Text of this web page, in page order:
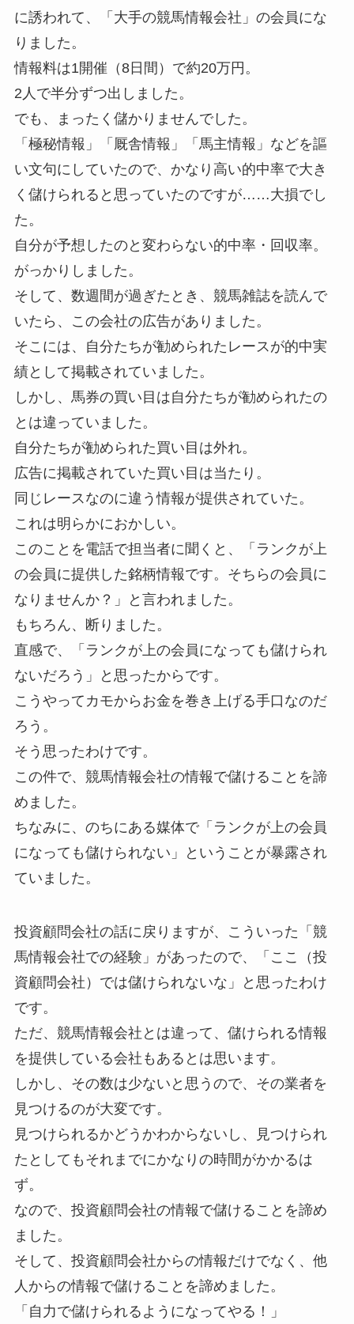
に誘われて、「大手の競馬情報会社」の会員にな
りました。
情報料は1開催（8日間）で約20万円。
2人で半分ずつ出しました。
でも、まったく儲かりませんでした。
「極秘情報」「厩舎情報」「馬主情報」などを謳
い文句にしていたので、かなり高い的中率で大き
く儲けられると思っていたのですが……大損でし
た。
自分が予想したのと変わらない的中率・回収率。
がっかりしました。
そして、数週間が過ぎたとき、競馬雑誌を読んで
いたら、この会社の広告がありました。
そこには、自分たちが勧められたレースが的中実
績として掲載されていました。
しかし、馬券の買い目は自分たちが勧められたの
とは違っていました。
自分たちが勧められた買い目は外れ。
広告に掲載されていた買い目は当たり。
同じレースなのに違う情報が提供されていた。
これは明らかにおかしい。
このことを電話で担当者に聞くと、「ランクが上
の会員に提供した銘柄情報です。そちらの会員に
なりませんか？」と言われました。
もちろん、断りました。
直感で、「ランクが上の会員になっても儲けられ
ないだろう」と思ったからです。
こうやってカモからお金を巻き上げる手口なのだ
ろう。
そう思ったわけです。
この件で、競馬情報会社の情報で儲けることを諦
めました。
ちなみに、のちにある媒体で「ランクが上の会員
になっても儲けられない」ということが暴露され
ていました。
投資顧問会社の話に戻りますが、こういった「競
馬情報会社での経験」があったので、「ここ（投
資顧問会社）では儲けられないな」と思ったわけ
です。
ただ、競馬情報会社とは違って、儲けられる情報
を提供している会社もあるとは思います。
しかし、その数は少ないと思うので、その業者を
見つけるのが大変です。
見つけられるかどうかわからないし、見つけられ
たとしてもそれまでにかなりの時間がかかるは
ず。
なので、投資顧問会社の情報で儲けることを諦め
ました。
そして、投資顧問会社からの情報だけでなく、他
人からの情報で儲けることを諦めました。
「自力で儲けられるようになってやる！」